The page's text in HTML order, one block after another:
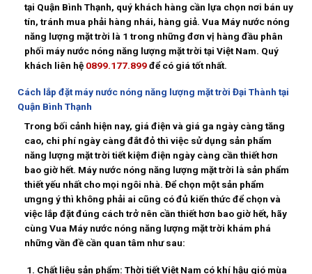
tại Quận Bình Thạnh, quý khách hàng cần lựa chọn nơi bán uy
tín, tránh mua phải hàng nhái, hàng giả. Vua Máy nước nóng
năng lượng mặt trời là 1 trong những đơn vị hàng đầu phân
phối máy nước nóng năng lượng mặt trời tại Việt Nam. Quý
khách liên hệ 0899.177.899để có giá tốt nhất.
Cách lắp đặt máy nước nóng năng lượng mặt trời Đại Thành tại
Quận Bình Thạnh
Trong bối cảnh hiện nay, giá điện và giá ga ngày càng tăng
cao, chi phí ngày càng đắt đỏ thì việc sử dụng sản phẩm
năng lượng mặt trời tiết kiệm điện ngày càng cần thiết hơn
bao giờ hết. Máy nước nóng năng lượng mặt trời là sản phẩm
thiết yếu nhất cho mọi ngôi nhà. Để chọn một sản phẩm
ưngng ý thì không phải ai cũng có đủ kiến thức để chọn và
việc lắp đặt đúng cách trở nên cần thiết hơn bao giờ hết, hãy
cùng Vua Máy nước nóng năng lượng mặt trời khám phá
những vần đề cần quan tâm như sau:
Chất liệu sản phẩm: Thời tiết Việt Nam có khí hậu gió mùa